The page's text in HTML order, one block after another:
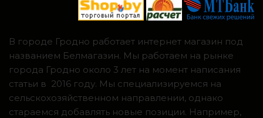
В городе Гродно работает интернет магазин под
названием Белмагазин. Мы работаем на рынке
города Гродно около 3 лет на момент написания
статьи в 2016 году. Мы специализируемся на
сельскохозяйственном направлении, однако
стараемся добавлять новые позиции. Например,